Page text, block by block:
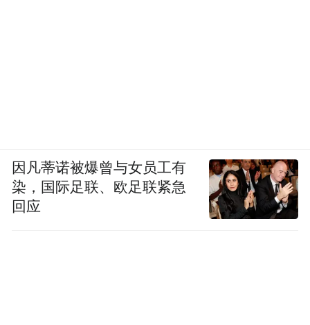
因凡蒂诺被爆曾与女员工有
染，国际足联、欧足联紧急
回应